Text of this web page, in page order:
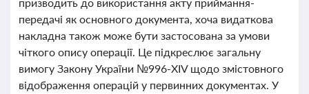
передачі як основного документа, хоча видаткова
накладна також може бути застосована за умови
чіткого опису операції. Це підкреслює загальну
вимогу Закону України №996-XIV щодо змістовного
відображення операцій у первинних документах. У